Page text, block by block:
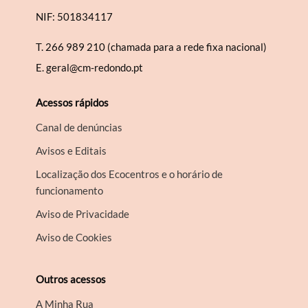
NIF: 501834117
T. 266 989 210 (chamada para a rede fixa nacional)
E.geral@cm-redondo.pt
Acessos rápidos
Canal de denúncias
Avisos e Editais
Localização dos Ecocentros e o horário de
funcionamento
Aviso de Privacidade
Aviso de Cookies
Outros acessos
A Minha Rua